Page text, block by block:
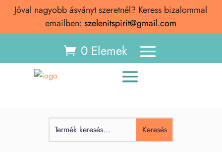
Jóval nagyobb ásványt szeretnél? Keress bizalommal
emailben: szelenitspirit@gmail.com
0 Elemek